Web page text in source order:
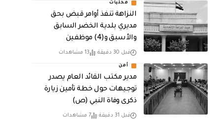
محليات
النزاهة تنفذ أوامر قبض بحق
مديري بلدية الخضر السابق
والأسبق و(4) موظفين
قبل 30 دقيقة 13 مشاهدات
أمن
مدير مكتب القائد العام يصدر
توجيهات حول خطة تأمين زيارة
ذكرى وفاة النبي (ص)
قبل 31 دقيقة 7 مشاهدات